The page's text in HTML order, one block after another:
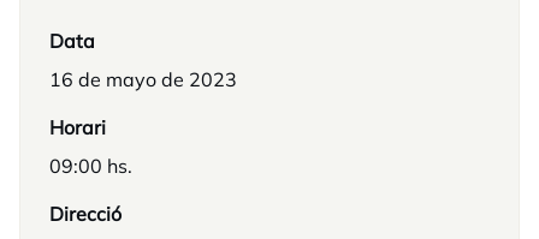
Data
16 de mayo de 2023
Horari
09:00 hs.
Direcció